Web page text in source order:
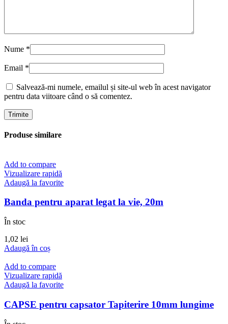
Nume *
Email *
Salvează-mi numele, emailul și site-ul web în acest navigator
pentru data viitoare când o să comentez.
Produse similare
Add to compare
Vizualizare rapidă
Adaugă la favorite
Banda pentru aparat legat la vie, 20m
În stoc
1,02 lei
Adaugă în coș
Add to compare
Vizualizare rapidă
Adaugă la favorite
CAPSE pentru capsator Tapiterire 10mm lungime